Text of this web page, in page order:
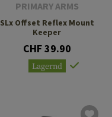
PRIMARY ARMS
SLx Offset Reflex Mount
Keeper
CHF 39.90
Lagernd